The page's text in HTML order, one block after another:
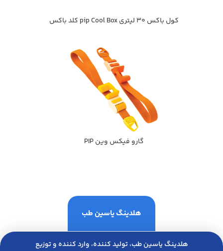
كول باكس 30 ليتري pip Cool Box كلد باكس
گارو فيكس وين PIP
هلدینگ یاسین طب
هلدینگ یاسین طب، تولید کننده، وارد کننده و توزیع